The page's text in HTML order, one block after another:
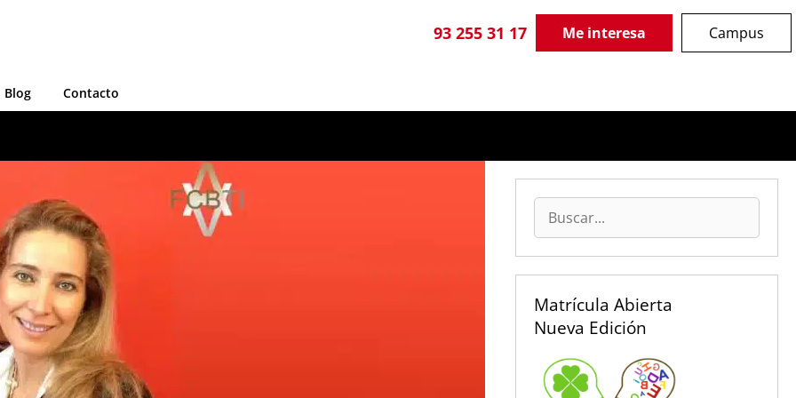
93 255 31 17 Me interesa Campus
Blog Contacto
Matrícula Abierta
Nueva Edición